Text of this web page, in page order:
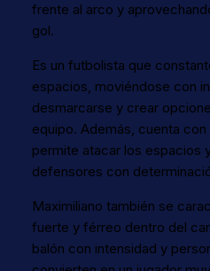
frente al arco y
gol.
Es un futbolista que
espacios, moviéndose con
desmarcarse y crear
equipo. Además, cuenta
permite atacar los espacios
defensores con
Maximiliano también se
fuerte y férreo dentro del
balón con intensidad y